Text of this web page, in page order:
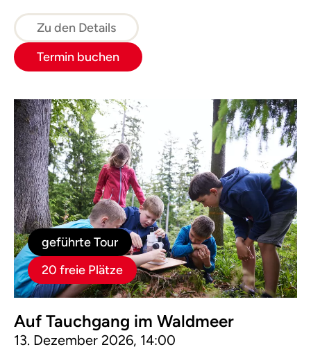
Zu den Details
Termin buchen
geführte Tour
20 freie Plätze
Auf Tauchgang im Waldmeer
13. Dezember 2026, 14:00